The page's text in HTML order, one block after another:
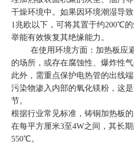
干燥环境中。如果因环境潮湿导
1兆欧以下，可将其置于约200℃的
举能有效恢复其绝缘能力。
在使用环境方面：加热板应
的场所，或存在腐蚀性、爆炸性
此外，需重点保护电热管的出线
污染物渗入内部的氧化镁粉，这
节。
根据行业常见标准，铸铜加热板
在每平方厘米3至4W之间，其长
550℃。